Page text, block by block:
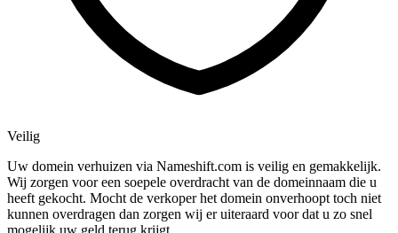
Veilig
Uw domein verhuizen via Nameshift.com is veilig en gemakkelijk.
Wij zorgen voor een soepele overdracht van de domeinnaam die u
heeft gekocht. Mocht de verkoper het domein onverhoopt toch niet
kunnen overdragen dan zorgen wij er uiteraard voor dat u zo snel